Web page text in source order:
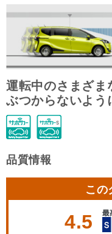
運転中のさまざま
ぶつからないよう
品質情報
この
4.5